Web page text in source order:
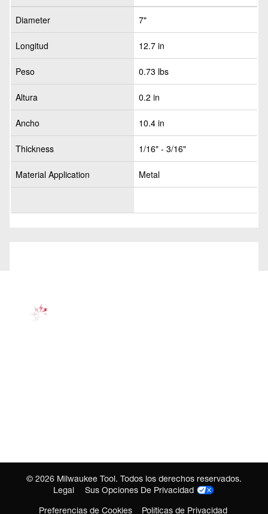
Diameter 7"
Longitud 12.7 in
Peso 0.73 lbs
Altura 0.2 in
Ancho 10.4 in
Thickness 1/16" - 3/16"
Material Application Metal
© 2026 Milwaukee Tool. Todos los derechos reservados.
Legal
Sus Opciones De Privacidad
Preferencias de Cookies
Políticas de Privacidad